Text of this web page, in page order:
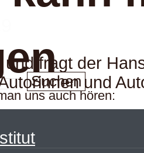
uns auch hören:
Suchen
und fragt der
und